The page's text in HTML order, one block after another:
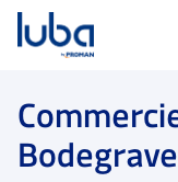
Vacatures
Over ons
Filter
Vakgebied 0
Commercieel
Opleidingsniveau